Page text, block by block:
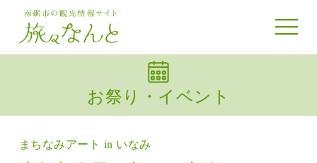
toggle
お祭り・イベント
まちなみアート in いなみ